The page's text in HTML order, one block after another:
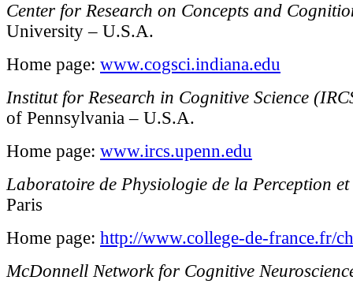
Center for Research on Concepts and
University – U.S.A.
Home page: www.cogsci.indiana.edu
Institut for Research in Cognitive Science
of Pennsylvania – U.S.A.
Home page: www.ircs.upenn.edu
Laboratoire de Physiologie de la Perception et
Paris
Home page: http://www.college-de-france.fr/
McDonnell Network for Cognitive